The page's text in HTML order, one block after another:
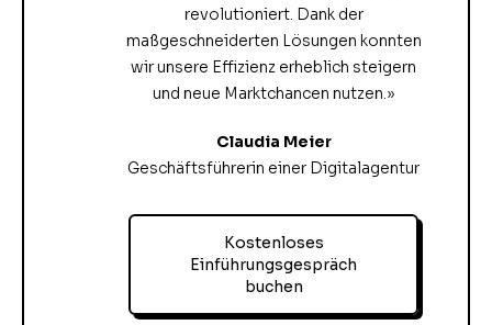
revolutioniert. Dank der
maßgeschneiderten Lösungen konnten
wir unsere Effizienz erheblich steigern
und neue Marktchancen nutzen.»
Claudia Meier
Geschäftsführerin einer Digitalagentur
Kostenloses
Einführungsgespräch
buchen